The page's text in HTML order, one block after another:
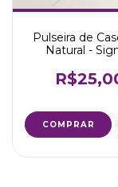
Pulseira de
Natural -
COMPRAR